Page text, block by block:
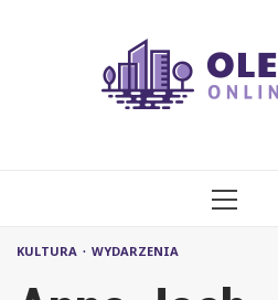
KULTURA WYDARZENIA